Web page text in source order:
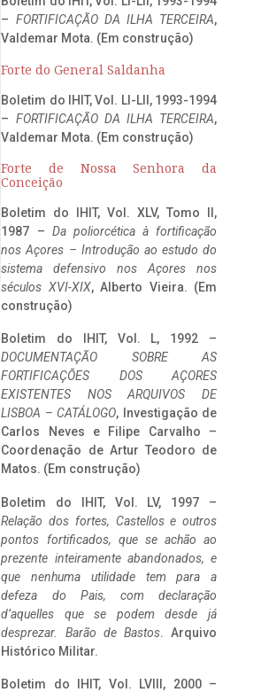
– FORTIFICAÇÃO DA ILHA TERCEIRA,
Valdemar Mota. (Em construção)
Forte do General Saldanha
Boletim do IHIT, Vol. LI-LII, 1993-1994
– FORTIFICAÇÃO DA ILHA TERCEIRA,
Valdemar Mota. (Em construção)
Forte de Nossa Senhora da
Conceição
Boletim do IHIT, Vol. XLV, Tomo II,
1987 – Da poliorcética à fortificação
nos Açores – Introdução ao estudo do
sistema defensivo nos Açores nos
séculos XVI-XIX, Alberto Vieira. (Em
construção)
Boletim do IHIT, Vol. L, 1992 –
DOCUMENTAÇÃO SOBRE AS
FORTIFICAÇÕES DOS AÇORES
EXISTENTES NOS ARQUIVOS DE
LISBOA – CATÁLOGO, Investigação de
Carlos Neves e Filipe Carvalho –
Coordenação de Artur Teodoro de
Matos. (Em construção)
Boletim do IHIT, Vol. LV, 1997 –
Relação dos fortes, Castellos e outros
pontos fortificados, que se achão ao
prezente inteiramente abandonados, e
que nenhuma utilidade tem para a
defeza do Pais, com declaração
d’aquelles que se podem desde já
desprezar. Barão de Bastos. Arquivo
Histórico Militar.
Boletim do IHIT, Vol. LVIII, 2000 –